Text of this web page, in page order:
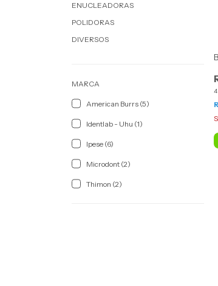
ENUCLEADORAS
POLIDORAS
DIVERSOS
MARCA
American Burrs (5)
Identlab - Uhu (1)
Ipese (6)
Microdont (2)
Thimon (2)
4